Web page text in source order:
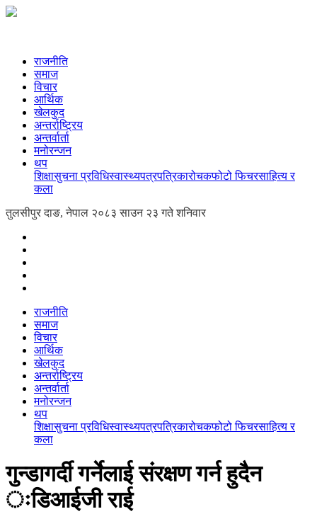
राजनीति
समाज
विचार
आर्थिक
खेलकुद
अन्तर्राष्ट्रिय
अन्तर्वार्ता
मनोरन्जन
थप
शिक्षासुचना प्रविधिस्वास्थ्यपत्रपत्रिकारोचकफोटो फिचरसाहित्य र
कला
तुलसीपुर दाङ, नेपाल २०८३ साउन २३ गते शनिवार
राजनीति
समाज
विचार
आर्थिक
खेलकुद
अन्तर्राष्ट्रिय
अन्तर्वार्ता
मनोरन्जन
थप
शिक्षासुचना प्रविधिस्वास्थ्यपत्रपत्रिकारोचकफोटो फिचरसाहित्य र
कला
गुन्डागर्दी गर्नेलाई संरक्षण गर्न हुदैन
ःडिआईजी राई